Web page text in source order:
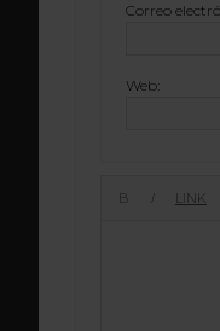
Correo
Web: